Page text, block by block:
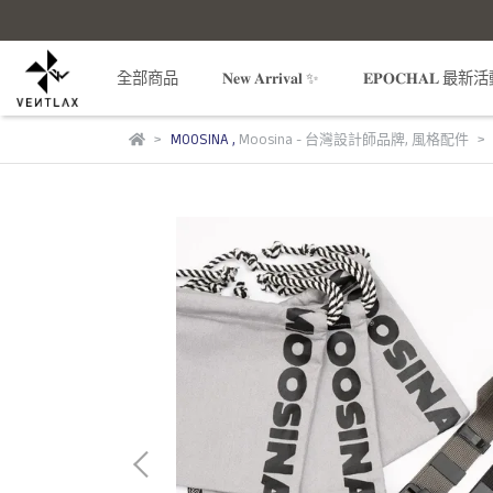
全部商品 𝐍𝐞𝐰 𝐀𝐫𝐫𝐢𝐯𝐚𝐥 ✨ 𝐄𝐏𝐎𝐂𝐇𝐀𝐋 最新活
MOOSINA , Moosina - 台灣設計師品牌, 風格配件